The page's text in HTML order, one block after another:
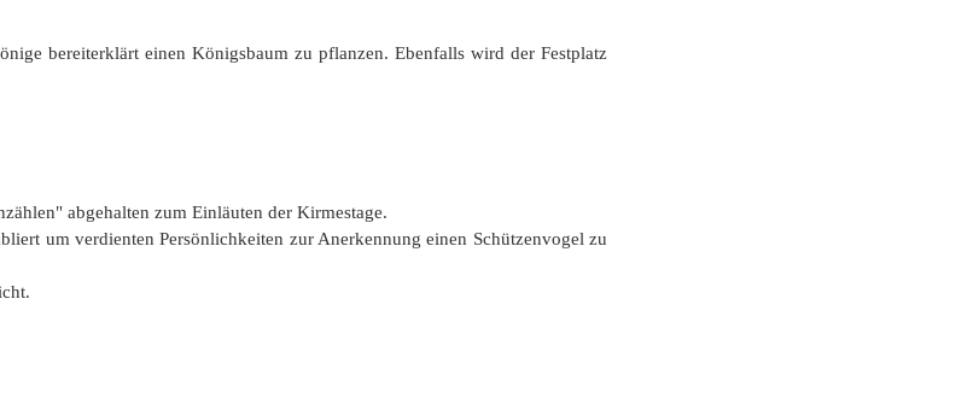
bereiterklärt einen Königsbaum zu pflanzen. Ebenfalls wird der Festplatz
abgehalten zum Einläuten der Kirmestage.
um verdienten Persönlichkeiten zur Anerkennung einen Schützenvogel zu